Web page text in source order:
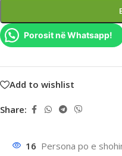
Porosit në Whatsapp!
Add to wishlist
Share:
16 Persona po e